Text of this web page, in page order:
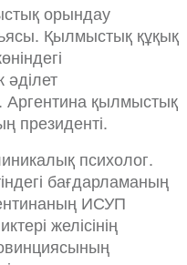
орындау
Қылмыстық құқық
әділет
қылмыстық
президенті.
психолог.
бағдарламаның
ИСУП
желісінің